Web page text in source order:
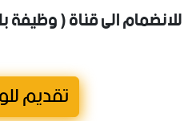
للانضمام الى قناة (
تقديم